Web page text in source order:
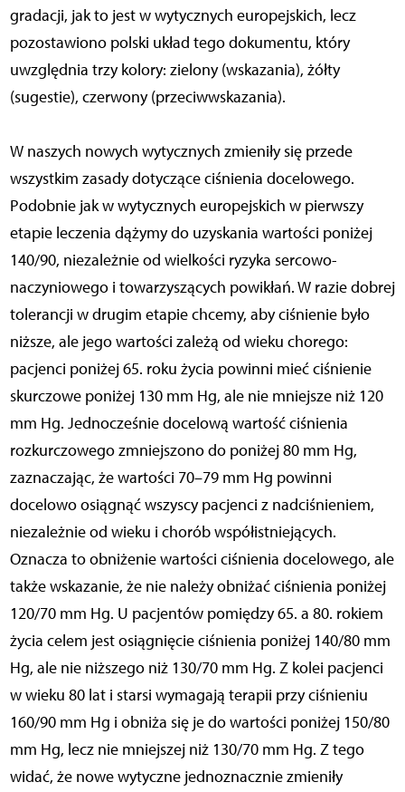
gradacji, jak to jest w wytycznych europejskich, lecz
pozostawiono polski układ tego dokumentu, który
uwzględnia trzy kolory: zielony (wskazania), żółty
(sugestie), czerwony (przeciwwskazania).
W naszych nowych wytycznych zmieniły się przede
wszystkim zasady dotyczące ciśnienia docelowego.
Podobnie jak w wytycznych europejskich w pierwszy
etapie leczenia dążymy do uzyskania wartości poniżej
140/90, niezależnie od wielkości ryzyka sercowo-
naczyniowego i towarzyszących powikłań. W razie dobrej
tolerancji w drugim etapie chcemy, aby ciśnienie było
niższe, ale jego wartości zależą od wieku chorego:
pacjenci poniżej 65. roku życia powinni mieć ciśnienie
skurczowe poniżej 130 mm Hg, ale nie mniejsze niż 120
mm Hg. Jednocześnie docelową wartość ciśnienia
rozkurczowego zmniejszono do poniżej 80 mm Hg,
zaznaczając, że wartości 70–79 mm Hg powinni
docelowo osiągnąć wszyscy pacjenci z nadciśnieniem,
niezależnie od wieku i chorób współistniejących.
Oznacza to obniżenie wartości ciśnienia docelowego, ale
także wskazanie, że nie należy obniżać ciśnienia poniżej
120/70 mm Hg. U pacjentów pomiędzy 65. a 80. rokiem
życia celem jest osiągnięcie ciśnienia poniżej 140/80 mm
Hg, ale nie niższego niż 130/70 mm Hg. Z kolei pacjenci
w wieku 80 lat i starsi wymagają terapii przy ciśnieniu
160/90 mm Hg i obniża się je do wartości poniżej 150/80
mm Hg, lecz nie mniejszej niż 130/70 mm Hg. Z tego
widać, że nowe wytyczne jednoznacznie zmieniły